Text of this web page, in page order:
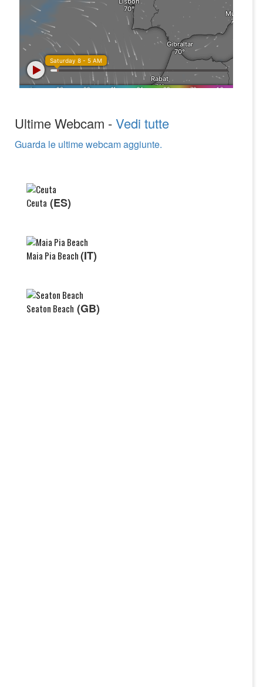
Ultime Webcam -Vedi tutte
Guarda le ultime webcam aggiunte.
Ceuta (ES)
Maia Pia Beach(IT)
Seaton Beach (GB)